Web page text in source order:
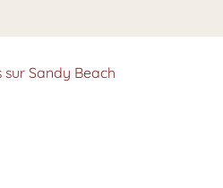
sur Sandy Beach